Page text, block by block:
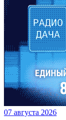
07 августа 2026